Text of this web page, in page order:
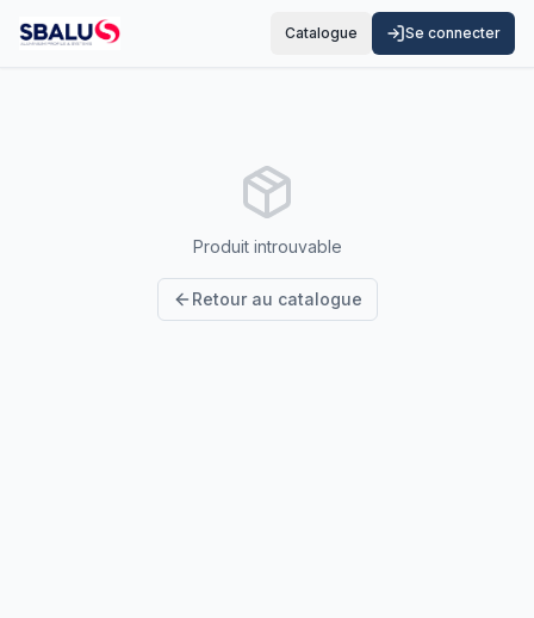
Catalogue Se connecter
Produit introuvable
Retour au catalogue